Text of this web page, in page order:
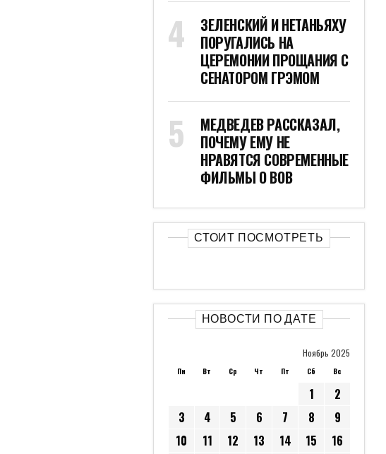
ЗЕЛЕНСКИЙ И НЕТАНЬЯХУ
ПОРУГАЛИСЬ НА
ЦЕРЕМОНИИ ПРОЩАНИЯ С
СЕНАТОРОМ ГРЭМОМ
МЕДВЕДЕВ РАССКАЗАЛ,
ПОЧЕМУ ЕМУ НЕ
НРАВЯТСЯ СОВРЕМЕННЫЕ
ФИЛЬМЫ О ВОВ
СТОИТ ПОСМОТРЕТЬ
НОВОСТИ ПО ДАТЕ
Ноябрь 2025
Пн Вт Ср Чт Пт Сб Вс
1
2
3
4 5 6 7 8
9
10
11 12 13 14 15
16